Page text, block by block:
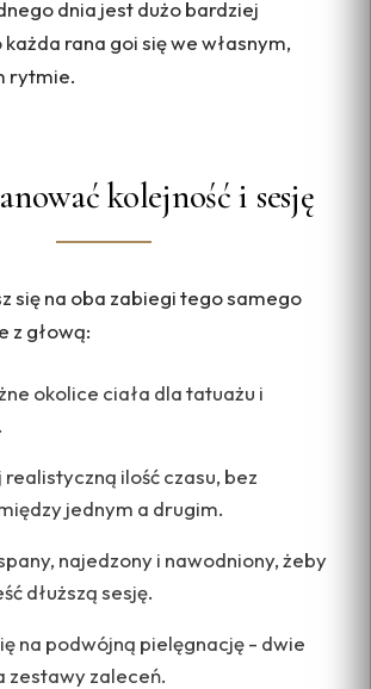
dnia jest dużo bardziej
rana goi się we własnym,
rytmie.
kolejność i sesję
się na oba zabiegi tego samego
z głową:
okolice ciała dla tatuażu i
ilość czasu, bez
jednym a drugim.
najedzony i nawodniony, żeby
dłuższą sesję.
na podwójną pielęgnację - dwie
zestawy zaleceń.